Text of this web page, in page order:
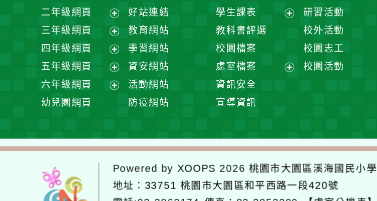
展
開
選
單
二年級網頁
展
開
選
單
三年級網頁
展
開
選
單
四年級網頁
展
開
選
五年級網頁
展
開
六年級網頁
單
幼兒園網頁
好站連結
教育網站
學習網站
資安網站
活動網站
防疫網站
學生課表
單
教科書評選
校園檔案
處室檔案
資訊安全
宣導資訊
研習活動
校外活動
校園志工
校園活動
Powered by XOOPS 2026桃園市大園區溪海國民小學
地址： 33751 桃園市大園區和平西路一段420號